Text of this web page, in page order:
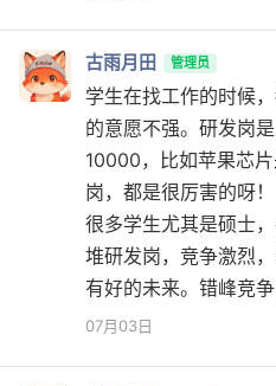
古雨月田 管理员
学生在找工作的时候
的意愿不强。研发岗
10000，比如苹果芯
岗，都是很厉害的呀！
很多学生尤其是硕士
堆研发岗，竞争激烈
有好的未来。错峰竞
07月03日